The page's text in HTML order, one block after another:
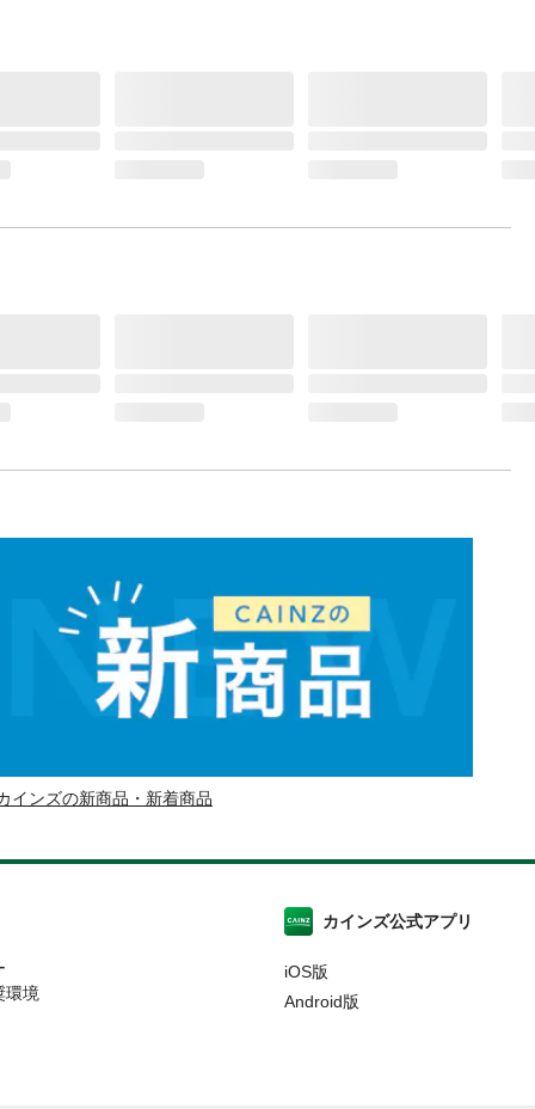
インズの新商品・新着商品
環境
カインズ公式アプリ
iOS版
Android版